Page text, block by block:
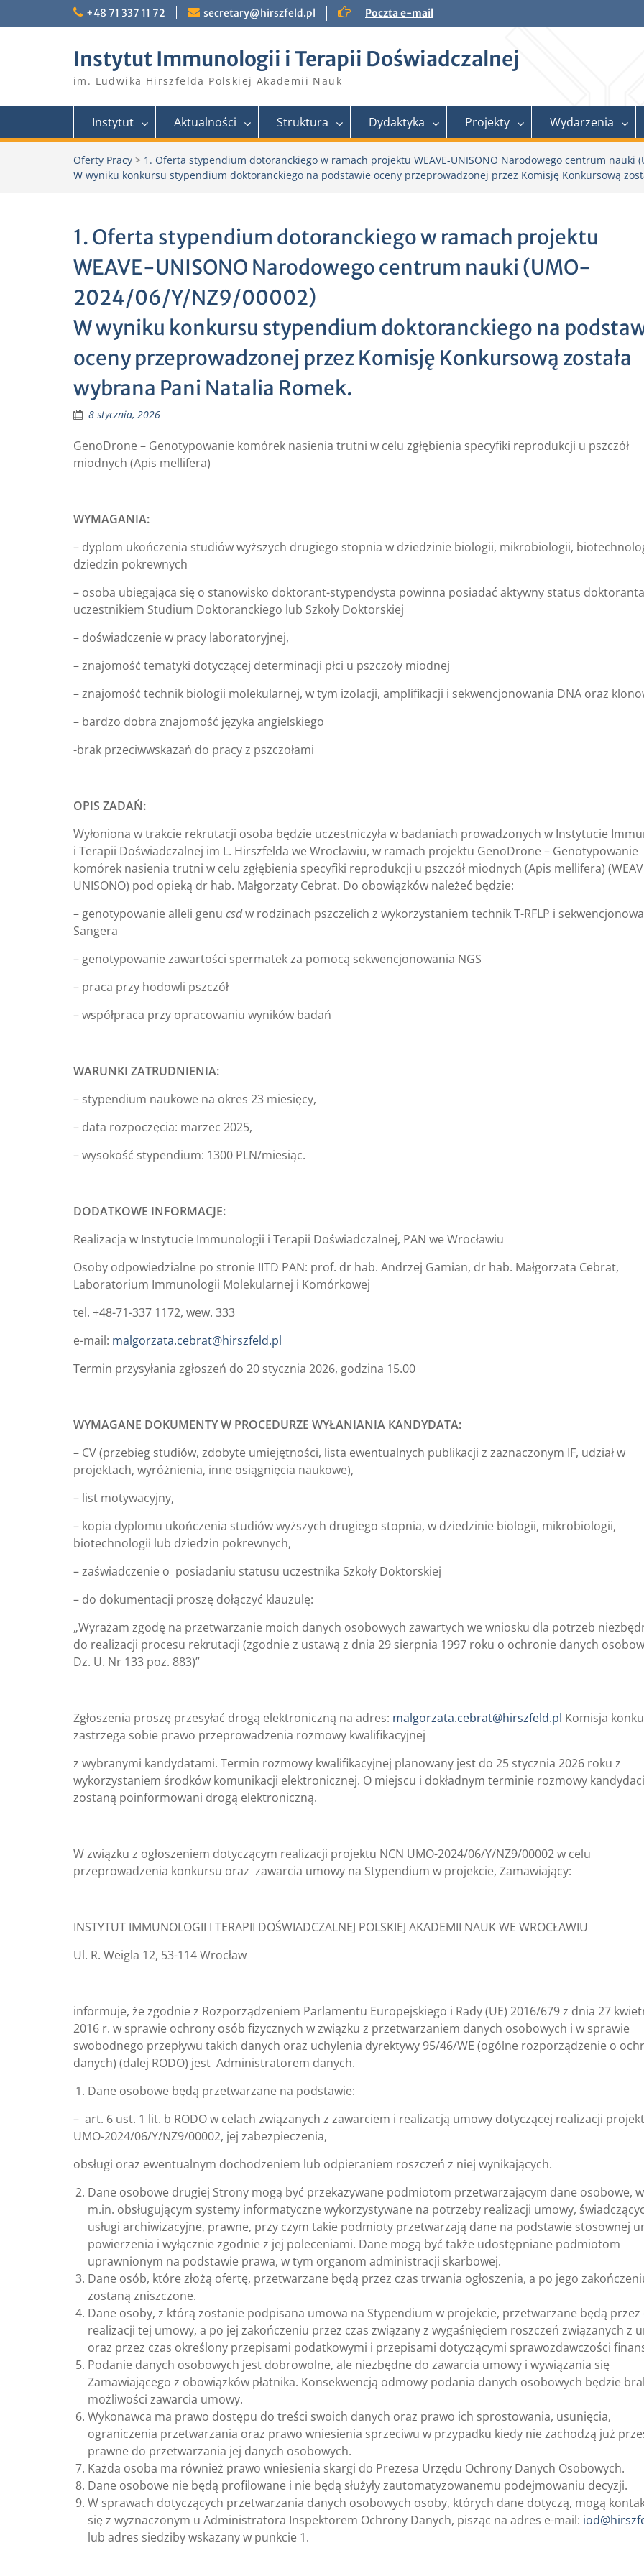
+48 71 337 11 72 secretary@hirszfeld.pl Poczta e-mail
Instytut Immunologii i Terapii Doświadczalnej
im. Ludwika Hirszfelda Polskiej Akademii Nauk
Instytut Aktualności Struktura Dydaktyka Projekty Wydarzenia
Oferty Pracy > 1. Oferta stypendium dotoranckiego w ramach projektu WEAVE-UNISONO Narodowego centrum nauki
W wyniku konkursu stypendium doktoranckiego na podstawie oceny przeprowadzonej przez Komisję Konkursową
1. Oferta stypendium dotoranckiego w ramach projektu
WEAVE-UNISONO Narodowego centrum nauki (UMO-
2024/06/Y/NZ9/00002)
W wyniku konkursu stypendium doktoranckiego na
oceny przeprowadzonej przez Komisję Konkursową została
wybrana Pani Natalia Romek.
8 stycznia, 2026
GenoDrone – Genotypowanie komórek nasienia trutni w celu zgłębienia specyfiki reprodukcji u pszczół
miodnych (Apis mellifera)
WYMAGANIA:
– dyplom ukończenia studiów wyższych drugiego stopnia w dziedzinie biologii, mikrobiologii,
dziedzin pokrewnych
– osoba ubiegająca się o stanowisko doktorant-stypendysta powinna posiadać aktywny status
uczestnikiem Studium Doktoranckiego lub Szkoły Doktorskiej
– doświadczenie w pracy laboratoryjnej,
– znajomość tematyki dotyczącej determinacji płci u pszczoły miodnej
– znajomość technik biologii molekularnej, w tym izolacji, amplifikacji i sekwencjonowania DNA oraz
– bardzo dobra znajomość języka angielskiego
-brak przeciwwskazań do pracy z pszczołami
OPIS ZADAŃ:
Wyłoniona w trakcie rekrutacji osoba będzie uczestniczyła w badaniach prowadzonych w Instytucie
i Terapii Doświadczalnej im L. Hirszfelda we Wrocławiu, w ramach projektu GenoDrone – Genotypowanie
komórek nasienia trutni w celu zgłębienia specyfiki reprodukcji u pszczół miodnych (Apis mellifera)
UNISONO) pod opieką dr hab. Małgorzaty Cebrat. Do obowiązków należeć będzie:
– genotypowanie alleli genu csdw rodzinach pszczelich z wykorzystaniem technik T-RFLP i
Sangera
– genotypowanie zawartości spermatek za pomocą sekwencjonowania NGS
– praca przy hodowli pszczół
– współpraca przy opracowaniu wyników badań
WARUNKI ZATRUDNIENIA:
– stypendium naukowe na okres 23 miesięcy,
– data rozpoczęcia: marzec 2025,
– wysokość stypendium: 1300 PLN/miesiąc.
DODATKOWE INFORMACJE:
Realizacja w Instytucie Immunologii i Terapii Doświadczalnej, PAN we Wrocławiu
Osoby odpowiedzialne po stronie IITD PAN: prof. dr hab. Andrzej Gamian, dr hab. Małgorzata Cebrat,
Laboratorium Immunologii Molekularnej i Komórkowej
tel. +48-71-337 1172, wew. 333
e-mail: malgorzata.cebrat@hirszfeld.pl
Termin przysyłania zgłoszeń do 20 stycznia 2026, godzina 15.00
WYMAGANE DOKUMENTY W PROCEDURZE WYŁANIANIA KANDYDATA:
– CV (przebieg studiów, zdobyte umiejętności, lista ewentualnych publikacji z zaznaczonym IF, udział w
projektach, wyróżnienia, inne osiągnięcia naukowe),
– list motywacyjny,
– kopia dyplomu ukończenia studiów wyższych drugiego stopnia, w dziedzinie biologii, mikrobiologii,
biotechnologii lub dziedzin pokrewnych,
– zaświadczenie o posiadaniu statusu uczestnika Szkoły Doktorskiej
– do dokumentacji proszę dołączyć klauzulę:
„Wyrażam zgodę na przetwarzanie moich danych osobowych zawartych we wniosku dla potrzeb
do realizacji procesu rekrutacji (zgodnie z ustawą z dnia 29 sierpnia 1997 roku o ochronie danych
Dz. U. Nr 133 poz. 883)”
Zgłoszenia proszę przesyłać drogą elektroniczną na adres: malgorzata.cebrat@hirszfeld.pl Komisja
zastrzega sobie prawo przeprowadzenia rozmowy kwalifikacyjnej
z wybranymi kandydatami. Termin rozmowy kwalifikacyjnej planowany jest do 25 stycznia 2026 roku z
wykorzystaniem środków komunikacji elektronicznej. O miejscu i dokładnym terminie rozmowy kandydaci
zostaną poinformowani drogą elektroniczną.
W związku z ogłoszeniem dotyczącym realizacji projektu NCN UMO-2024/06/Y/NZ9/00002 w celu
przeprowadzenia konkursu oraz zawarcia umowy na Stypendium w projekcie, Zamawiający:
INSTYTUT IMMUNOLOGII I TERAPII DOŚWIADCZALNEJ POLSKIEJ AKADEMII NAUK WE WROCŁAWIU
Ul. R. Weigla 12, 53-114 Wrocław
informuje, że zgodnie z Rozporządzeniem Parlamentu Europejskiego i Rady (UE) 2016/679 z dnia 27
2016 r. w sprawie ochrony osób fizycznych w związku z przetwarzaniem danych osobowych i w sprawie
swobodnego przepływu takich danych oraz uchylenia dyrektywy 95/46/WE (ogólne rozporządzenie o
danych) (dalej RODO) jest Administratorem danych.
Dane osobowe będą przetwarzane na podstawie:
– art. 6 ust. 1 lit. b RODO w celach związanych z zawarciem i realizacją umowy dotyczącej realizacji
UMO-2024/06/Y/NZ9/00002, jej zabezpieczenia,
obsługi oraz ewentualnym dochodzeniem lub odpieraniem roszczeń z niej wynikających.
Dane osobowe drugiej Strony mogą być przekazywane podmiotom przetwarzającym dane osobowe,
m.in. obsługującym systemy informatyczne wykorzystywane na potrzeby realizacji umowy,
usługi archiwizacyjne, prawne, przy czym takie podmioty przetwarzają dane na podstawie stosownej
powierzenia i wyłącznie zgodnie z jej poleceniami. Dane mogą być także udostępniane podmiotom
uprawnionym na podstawie prawa, w tym organom administracji skarbowej.
Dane osób, które złożą ofertę, przetwarzane będą przez czas trwania ogłoszenia, a po jego
zostaną zniszczone.
Dane osoby, z którą zostanie podpisana umowa na Stypendium w projekcie, przetwarzane będą przez
realizacji tej umowy, a po jej zakończeniu przez czas związany z wygaśnięciem roszczeń związanych z
oraz przez czas określony przepisami podatkowymi i przepisami dotyczącymi sprawozdawczości
Podanie danych osobowych jest dobrowolne, ale niezbędne do zawarcia umowy i wywiązania się
Zamawiającego z obowiązków płatnika. Konsekwencją odmowy podania danych osobowych będzie
możliwości zawarcia umowy.
Wykonawca ma prawo dostępu do treści swoich danych oraz prawo ich sprostowania, usunięcia,
ograniczenia przetwarzania oraz prawo wniesienia sprzeciwu w przypadku kiedy nie zachodzą już
prawne do przetwarzania jej danych osobowych.
Każda osoba ma również prawo wniesienia skargi do Prezesa Urzędu Ochrony Danych Osobowych.
Dane osobowe nie będą profilowane i nie będą służyły zautomatyzowanemu podejmowaniu decyzji.
W sprawach dotyczących przetwarzania danych osobowych osoby, których dane dotyczą, mogą
się z wyznaczonym u Administratora Inspektorem Ochrony Danych, pisząc na adres e-mail:
lub adres siedziby wskazany w punkcie 1.